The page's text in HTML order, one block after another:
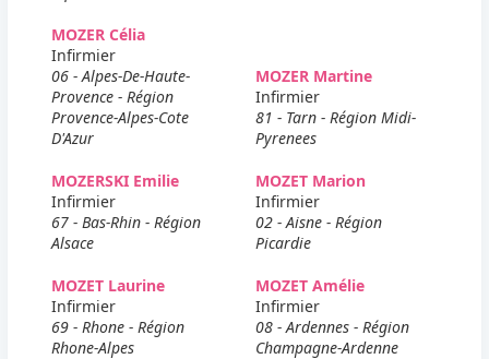
MOZER Célia
Infirmier
06 - Alpes-De-Haute-
Provence - Région
Provence-Alpes-Cote
D'Azur
MOZER Martine
Infirmier
81 - Tarn - Région Midi-
Pyrenees
MOZERSKI Emilie
Infirmier
67 - Bas-Rhin - Région
Alsace
MOZET Marion
Infirmier
02 - Aisne - Région
Picardie
MOZET Laurine
Infirmier
69 - Rhone - Région
Rhone-Alpes
MOZET Amélie
Infirmier
08 - Ardennes - Région
Champagne-Ardenne